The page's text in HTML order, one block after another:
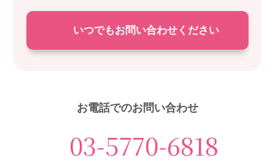
いつでもお問い合わせください
お電話でのお問い合わせ
03-5770-6818